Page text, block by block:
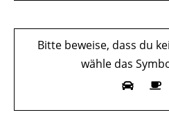
Bitte beweise, dass du
wähle das